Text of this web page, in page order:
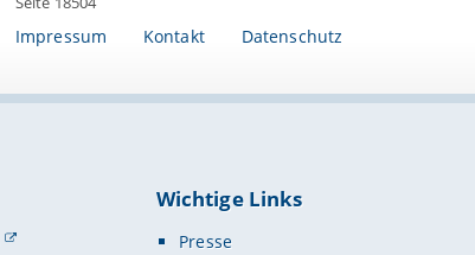
Impressum Kontakt Datenschutz
Wichtige Links
Presse